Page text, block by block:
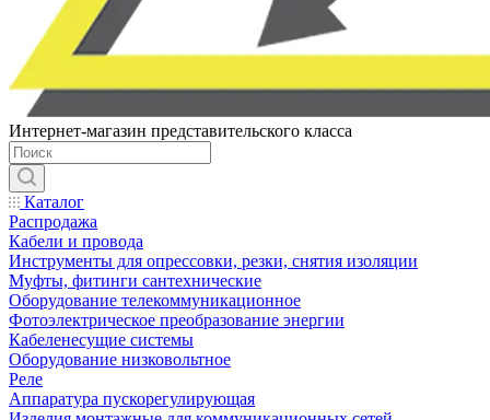
Интернет-магазин представительского класса
Каталог
Распродажа
Кабели и провода
Инструменты для опрессовки, резки, снятия изоляции
Муфты, фитинги сантехнические
Оборудование телекоммуникационное
Фотоэлектрическое преобразование энергии
Кабеленесущие системы
Оборудование низковольтное
Реле
Аппаратура пускорегулирующая